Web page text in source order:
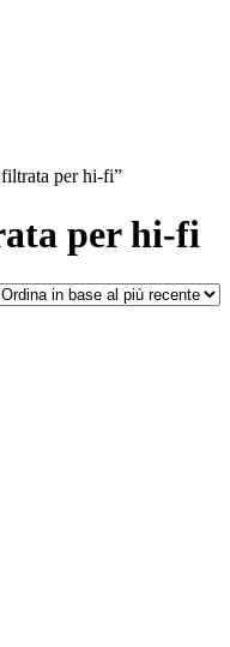
per hi-fi”
per hi-fi